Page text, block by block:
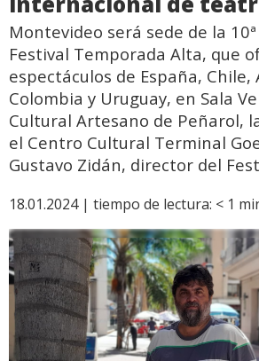
Montevideo será sede de la
Festival Temporada Alta, que
espectáculos de España,
Colombia y Uruguay, en Sala
Cultural Artesano de Peñarol,
el Centro Cultural Terminal
Gustavo Zidán, director del
18.01.2024 | tiempo de lectura: < 1